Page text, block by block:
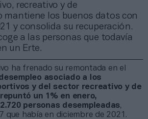
recreativo y de
mantiene los buenos datos con
y consolida su recuperación.
a las personas que todavía
un Erte.
ha frenado su remontada en el
asociado a los
y del sector recreativo y de
un 1% en enero,
personas desempleadas,
que había en diciembre de 2021.